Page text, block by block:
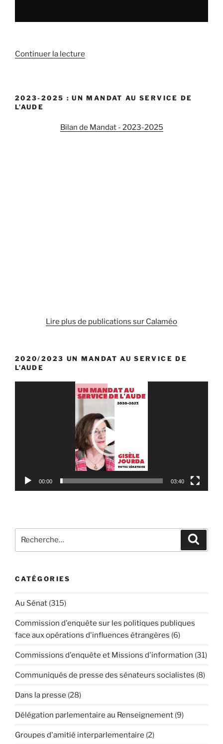
Continuer la lecture
compétence
assainissement
2023-2025 : UN MANDAT AU SERVICE DE
L’AUDE
Bilan de Mandat - 2023-2025
Lire plus de publications sur Calaméo
2020/2023 UN MANDAT AU SERVICE DE
L’AUDE
00:00 03:40
Recherche
CATÉGORIES
Au Sénat (315)
Commission d'enquête sur les politiques publiques
face aux opérations d'influences étrangères (6)
Commissions d'enquête et Missions d'information (31)
Communiqués de presse des sénateurs socialistes (8)
Dans la presse (28)
Délégation parlementaire au Renseignement (9)
Groupes d'amitié interparlementaire (2)